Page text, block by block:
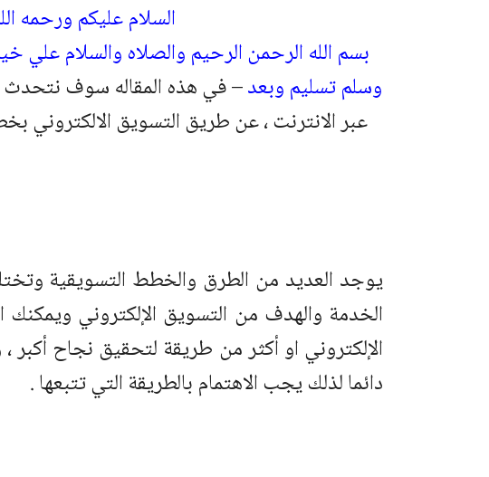
السلام عليكم ورحمه
بسم الله الرحمن الرحيم والصلاه والسلام علي
وسلم تسليم وبعد– في هذه المقاله سوف
عبر الانترنت ، عن طريق التسويق الالكتروني
يوجد العديد من الطرق والخطط التسويقية
الخدمة والهدف من التسويق الإلكتروني
الإلكتروني او أكثر من طريقة لتحقيق نجاح أكبر
دائما لذلك يجب الاهتمام بالطريقة التي تتبعها .